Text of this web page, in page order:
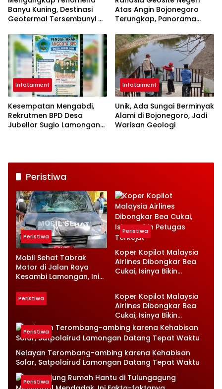
Banyu Kuning, Destinasi
Geotermal Tersembunyi di
Atas Angin Bojonegoro
Terungkap, Panorama
Bumi
Infotaiment
Kesempatan Mengabdi,
Rekrutmen BPD Desa
Jubellor Sugio Lamongan
Infotaiment
Unik, Ada Sungai Berminyak
Alami di Bojonegoro, Jadi
Warisan Geologi
Peristiwa
Peristiwa
Mobil Sehat Tabrak
Motor di Jalan Raya
Kesambi Lamongan, Ini
Peristiwa
Koper Kopilot Malaysia
Airlines Dibongkar Bea
Cukai, Isinya Bikin
Peristiwa
Koper Kopilot Malaysia
Airlines Dibongkar Bea
Cukai, Isinya Bikin
Petugas Terkejut
Peristiwa
Nelayan Terombang-ambing karena Kehabisan
Solar, Satpolairud Lamongan Datang Tepat Waktu
Peristiwa